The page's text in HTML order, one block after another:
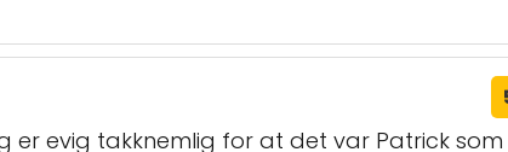
er evig takknemlig for at det var Patrick